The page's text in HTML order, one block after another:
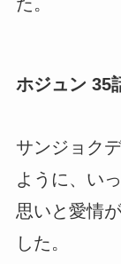
た。
ホジュン 35
サンジョク
ように、い
思いと愛情
した。